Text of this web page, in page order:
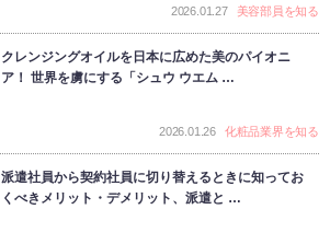
2026.01.27 美容部員を知る
クレンジングオイルを日本に広めた美のパイオニ
ア！ 世界を虜にする「シュウ ウエム …
2026.01.26 化粧品業界を知る
派遣社員から契約社員に切り替えるときに知ってお
くべきメリット・デメリット、派遣と …